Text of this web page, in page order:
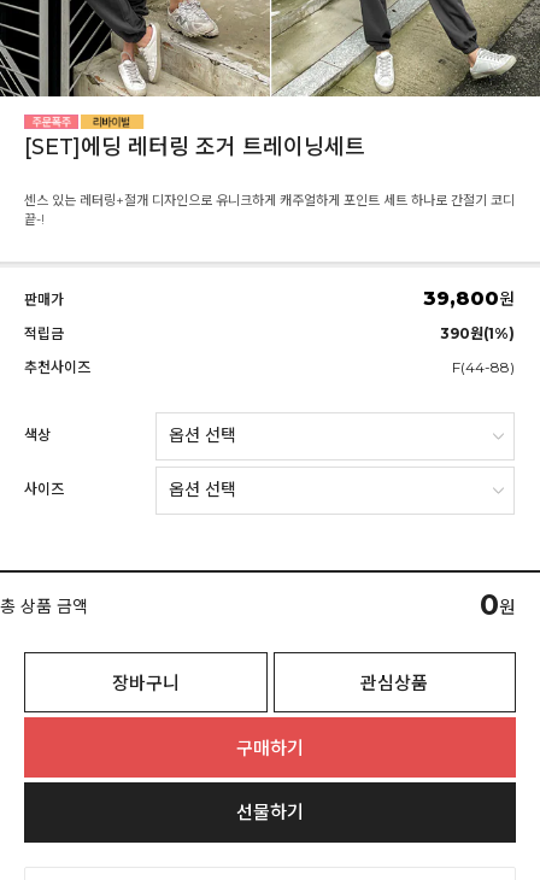
[SET]에딩 레터링 조거 트레이닝세트
센스 있는 레터링+절개 디자인으로 유니크하게 캐주얼하게 포인트 세트 하나로 간절기 코디
끝-!
판매가 39,800원
적립금
390원(1%)
추천사이즈
F(44-88)
색상
사이즈
총 상품 금액 0원
장바구니 관심상품
구매하기
선물하기